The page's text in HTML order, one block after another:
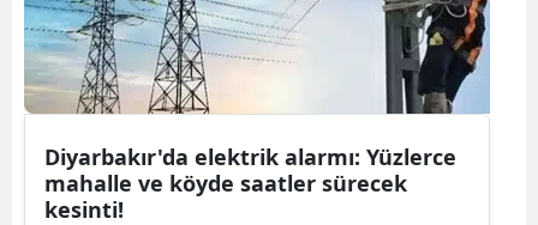
Diyarbakır'da elektrik alarmı: Yüzlerce
mahalle ve köyde saatler sürecek
kesinti!